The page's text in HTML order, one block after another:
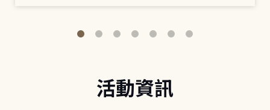
活動資訊